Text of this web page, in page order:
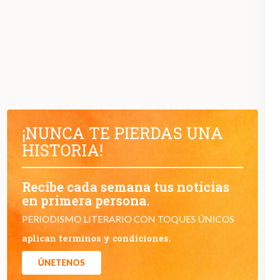
¡NUNCA TE PIERDAS UNA
HISTORIA!
Recibe cada semana tus noticias
en primera persona.
PERIODISMO LITERARIO CON TOQUES ÚNICOS
aplican terminos y condiciones.
ÚNETENOS